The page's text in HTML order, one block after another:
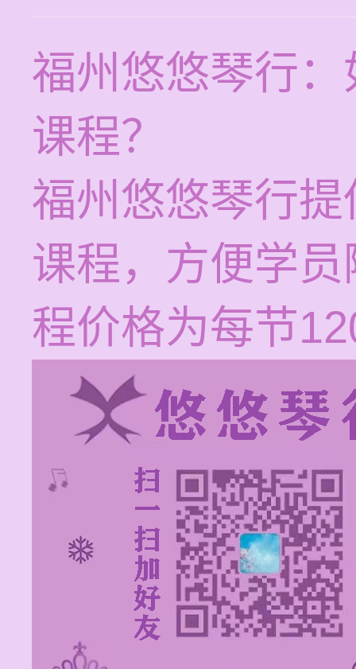
福州悠悠琴行
课程？
福州悠悠琴行
课程，方便学
程价格为每节